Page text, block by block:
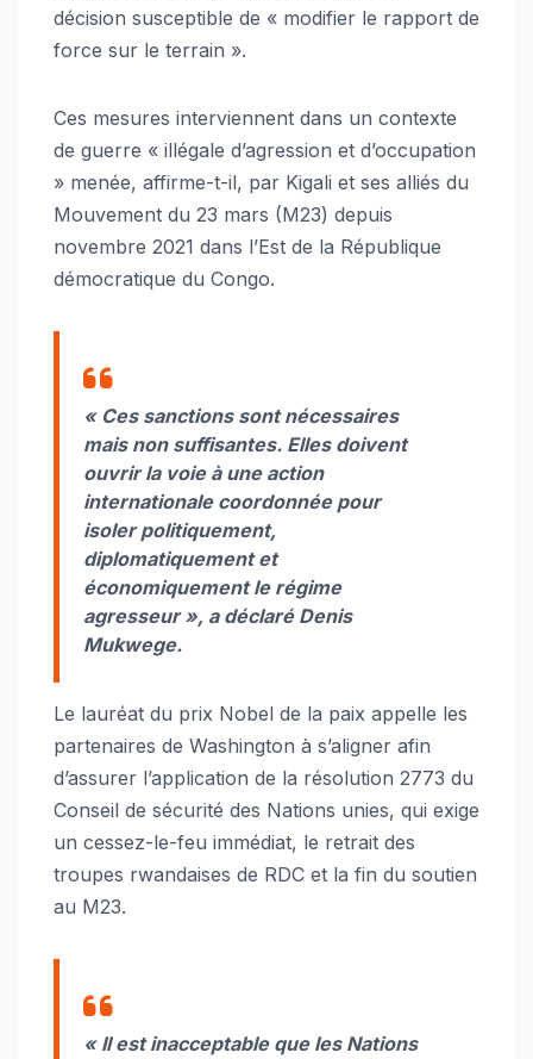
décision susceptible de « modifier le rapport de
force sur le terrain ».
Ces mesures interviennent dans un contexte
de guerre « illégale d’agression et d’occupation
» menée, affirme-t-il, par Kigali et ses alliés du
Mouvement du 23 mars (M23) depuis
novembre 2021 dans l’Est de la République
démocratique du Congo.
« Ces sanctions sont nécessaires
mais non suffisantes. Elles doivent
ouvrir la voie à une action
internationale coordonnée pour
isoler politiquement,
diplomatiquement et
économiquement le régime
agresseur », a déclaré Denis
Mukwege.
Le lauréat du prix Nobel de la paix appelle les
partenaires de Washington à s’aligner afin
d’assurer l’application de la résolution 2773 du
Conseil de sécurité des Nations unies, qui exige
un cessez-le-feu immédiat, le retrait des
troupes rwandaises de RDC et la fin du soutien
au M23.
« Il est inacceptable que les Nations